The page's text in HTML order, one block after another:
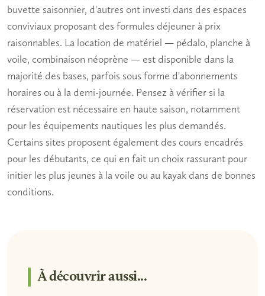
buvette saisonnier, d'autres ont investi dans des espaces
conviviaux proposant des formules déjeuner à prix
raisonnables. La location de matériel — pédalo, planche à
voile, combinaison néoprène — est disponible dans la
majorité des bases, parfois sous forme d'abonnements
horaires ou à la demi-journée. Pensez à vérifier si la
réservation est nécessaire en haute saison, notamment
pour les équipements nautiques les plus demandés.
Certains sites proposent également des cours encadrés
pour les débutants, ce qui en fait un choix rassurant pour
initier les plus jeunes à la voile ou au kayak dans de bonnes
conditions.
À découvrir aussi...